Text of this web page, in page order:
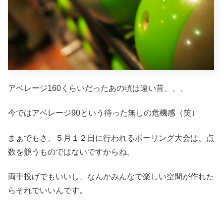
アベレージ160くらいだったあの頃は遠い昔、、、
今ではアベレージ90という待った無しの危機感（笑）
まぁでもさ、５月１２日に行われるボーリング大会は、点
数を競うものではないですからね。
両手投げでもいいし、なんかみんなで楽しい空間が作れた
らそれでいいんです。